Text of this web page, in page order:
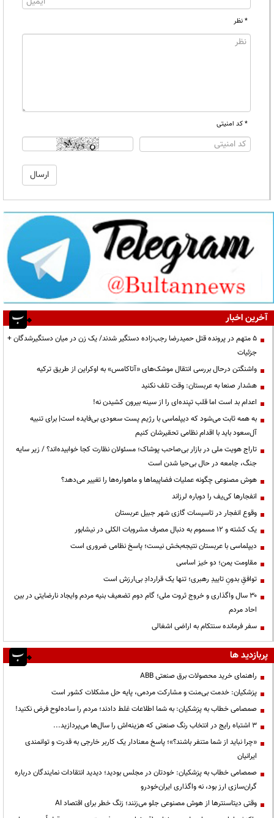
* نظر
* کد امنیتی
آخرین اخبار
۵ متهم در پرونده قتل حمیدرضا رجب‌زاده دستگیر شدند/ یک زن در میان دستگیرشدگان +
جزئیات
واشنگتن درحال بررسی انتقال موشک‌های «آتاکامس» به اوکراین از طریق ترکیه
هشدار صنعا به عربستان: وقت تلف نکنید
اعدام بد است اما قلب تپنده‌ای را از سینه بیرون کشیدن نه!
به همه ثابت می‌شود که دیپلماسی با رژیم پست سعودی بی‌فایده است| برای تنبیه
آل‌سعود باید با اقدام نظامی تحقیرشان کنیم
تاراج هویت ملی در بازار بی‌صاحب پوشاک؛ مسئولان نظارت کجا خوابیده‌اند؟ / زیر سایه
جنگ، جامعه در حال بی‌حیا شدن است
هوش مصنوعی چگونه عملیات فضاپیماها و ماهواره‌ها را تغییر می‌دهد؟
انفجارها کی‌یف را دوباره لرزاند
وقوع انفجار در تاسیسات گازی شهر جبیل عربستان
یک کشته و ۱۲ مسموم به دنبال مصرف مشروبات الکلی در نیشابور
دیپلماسی با عربستان نتیجه‌بخش نیست؛ پاسخ نظامی ضروری است
مقاومت یمن؛ دو خیز اساسی
توافقِ بدونِ تاییدِ رهبری؛ تنها یک قراردادِ بی‌ارزش است
۳۰ سال واگذاری و خروج ثروت ملی؛ گام دوم تضعیف بنیه مردم وایجاد نارضایتی در بین
احاد مردم
سفر فرمانده سنتکام به اراضی اشغالی
پربازدید ها
راهنمای خرید محصولات برق صنعتی ABB
پزشکیان: خدمت بی‌منت و مشارکت مردمی، پایه حل مشکلات کشور است
صمصامی خطاب به پزشکیان: به شما اطلاعات غلط دادند؛ مردم را ساده‌لوح فرض نکنید!
3 اشتباه رایج در انتخاب رنگ صنعتی که هزینه‌اش را سال‌ها می‌پردازید...
«چرا نباید از شما متنفر باشند؟»؛ پاسخ معنادار یک کاربر خارجی به قدرت و توانمندی
ایرانیان
صمصامی خطاب به پزشکیان: خودتان در مجلس بودید؛ دیدید انتقادات نمایندگان درباره
گران‌سازی ارز بود، نه واگذاری ایران‌خودرو
وقتی دیتاسنترها از هوش مصنوعی جلو می‌زنند؛ زنگ خطر برای اقتصاد AI